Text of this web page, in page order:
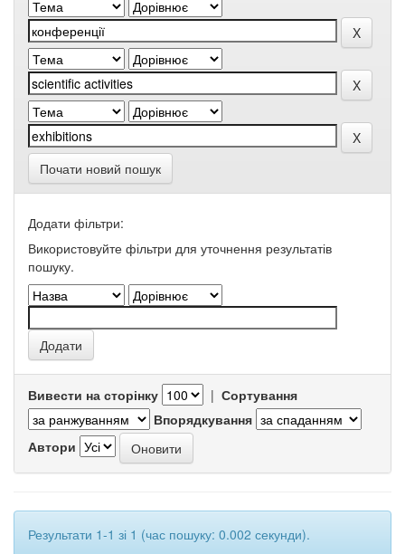
Почати новий пошук
Додати фільтри:
Використовуйте фільтри для уточнення результатів
пошуку.
Вивести на сторінку | Сортування
Впорядкування
Автори
Результати 1-1 зі 1 (час пошуку: 0.002 секунди).